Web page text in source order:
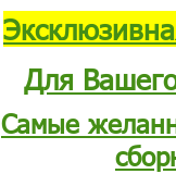
Для
Самые